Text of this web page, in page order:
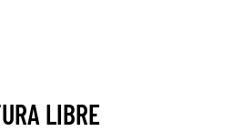
LIBRE